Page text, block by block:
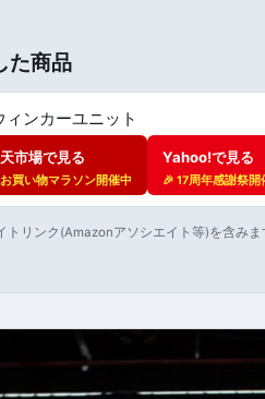
た商品
ンカーユニット
市場で見る
買い物マラソン開催中
Yahoo!で見る
🎉 17周年感謝祭開
トリンク(Amazonアソシエイト等)を含み